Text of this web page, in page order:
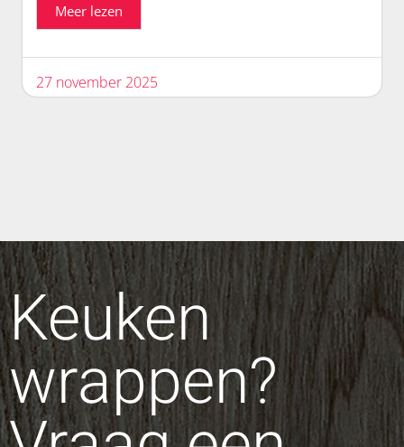
27 november 2025
Meer lezen
Keuken
wrappen?